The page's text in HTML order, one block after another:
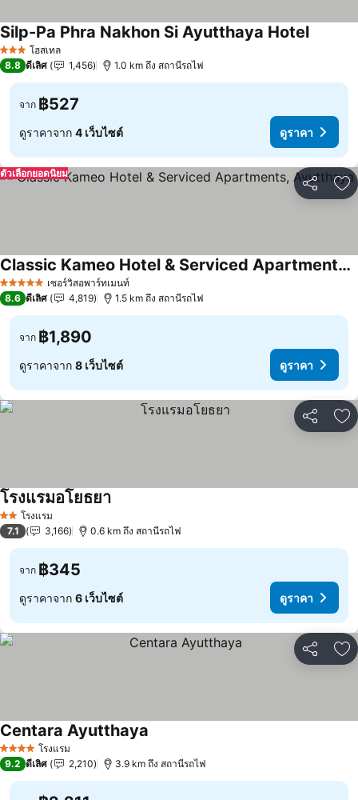
3 ดาว โฮสเทล
Silp-Pa Phra Nakhon Si Ayutthaya Hotel
8.8 ดีเลิศ 1,456 1.0 km ถึง สถานีรถไฟ
จาก ฿527
ดูราคาจาก 4 เว็บไซต์ ดูราคา
แชร์ เ
ตัวเลือกยอดนิยม
5 ดาว เซอร์วิสอพาร์ทเมนท์
Classic Kameo Hotel & Serviced Apartments, Ayutthaya
8.6 ดีเลิศ 4,819 1.5 km ถึง สถานีรถไฟ
จาก ฿1,890
ดูราคาจาก 8 เว็บไซต์ ดูราคา
แชร์ เ
2 ดาวโรงแรม
โรงแรมอโยธยา
7.1 3,166 0.6 km ถึง สถานีรถไฟ
จาก ฿345
ดูราคาจาก 6 เว็บไซต์ ดูราคา
แชร์ เ
4 ดาว โรงแรม
Centara Ayutthaya
9.2 ดีเลิศ 2,210 3.9 km ถึง สถานีรถไฟ